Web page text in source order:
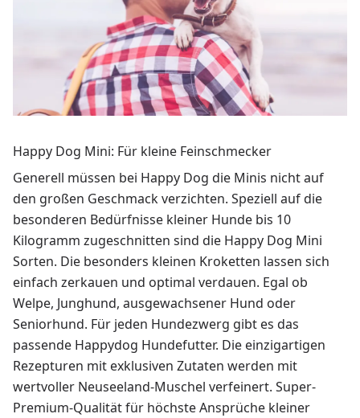
Happy Dog Mini: Für kleine Feinschmecker
Generell müssen bei Happy Dog die Minis nicht auf
den großen Geschmack verzichten. Speziell auf die
besonderen Bedürfnisse kleiner Hunde bis 10
Kilogramm zugeschnitten sind die Happy Dog Mini
Sorten. Die besonders kleinen Kroketten lassen sich
einfach zerkauen und optimal verdauen. Egal ob
Welpe, Junghund, ausgewachsener Hund oder
Seniorhund. Für jeden Hundezwerg gibt es das
passende Happydog Hundefutter. Die einzigartigen
Rezepturen mit exklusiven Zutaten werden mit
wertvoller Neuseeland-Muschel verfeinert. Super-
Premium-Qualität für höchste Ansprüche kleiner